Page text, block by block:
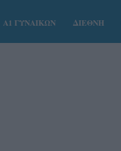
Α1 ΓΥΝΑΙΚΩΝ ΔΙΕΘΝΗ